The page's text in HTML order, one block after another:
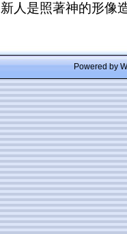
人是照著神的形像
Powered by